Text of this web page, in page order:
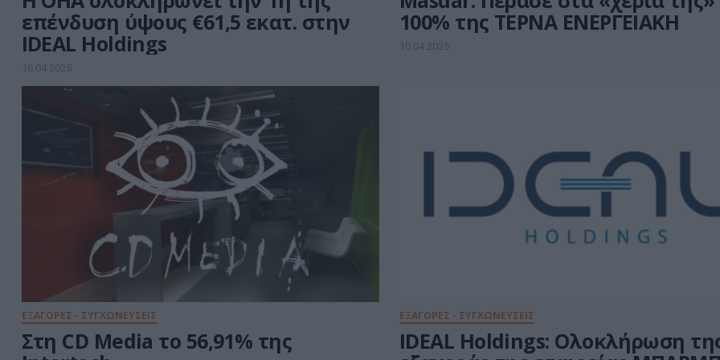
επένδυση ύψους €61,5 εκατ. στην
IDEAL Holdings
16.04.2025
100% της ΤΕΡΝΑ ΕΝΕΡΓΕΙΑΚΗ
10.04.2025
ΕΞΑΓΟΡΕΣ - ΣΥΓΧΩΝΕΥΣΕΙΣ
Στη CD Media το 56,91% της
ΕΞΑΓΟΡΕΣ - ΣΥΓΧΩΝΕΥΣΕΙΣ
IDEAL Holdings: Ολοκλήρωση